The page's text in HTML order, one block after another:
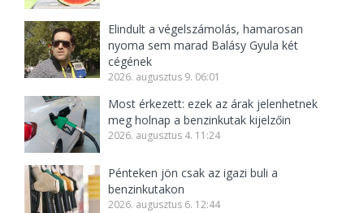
Elindult a végelszámolás, hamarosan
nyoma sem marad Balásy Gyula két
cégének
2026. augusztus 9. 06:01
Most érkezett: ezek az árak jelenhetnek
meg holnap a benzinkutak kijelzőin
2026. augusztus 4. 11:24
Pénteken jön csak az igazi buli a
benzinkutakon
2026. augusztus 6. 12:44